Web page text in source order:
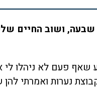
ושוב החיים
שאף פעם לא ניהלו לי
נערות ואמרתי